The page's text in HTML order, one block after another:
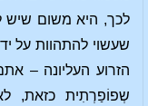
לכך, היא משום שיש
שעשוי להתהוות על
הזרוע העליונה –
שְפוֹפַרְתִית כזאת,